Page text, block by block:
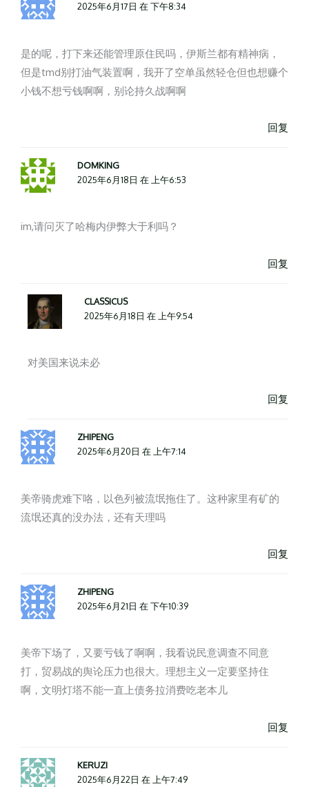
2025年6月17日 在 下午8:34
是的呢，打下来还能管理原住民吗，伊斯兰都有精神病，
但是tmd别打油气装置啊，我开了空单虽然轻仓但也想赚个
小钱不想亏钱啊啊，别论持久战啊啊
回复
DOMKING
2025年6月18日 在 上午6:53
im,请问灭了哈梅内伊弊大于利吗？
回复
CLASSICUS
2025年6月18日 在 上午9:54
对美国来说未必
回复
ZHIPENG
2025年6月20日 在 上午7:14
美帝骑虎难下咯，以色列被流氓拖住了。这种家里有矿的
流氓还真的没办法，还有天理吗
回复
ZHIPENG
2025年6月21日 在 下午10:39
美帝下场了，又要亏钱了啊啊，我看说民意调查不同意
打，贸易战的舆论压力也很大。理想主义一定要坚持住
啊，文明灯塔不能一直上债务拉消费吃老本儿
回复
KERUZI
2025年6月22日 在 上午7:49